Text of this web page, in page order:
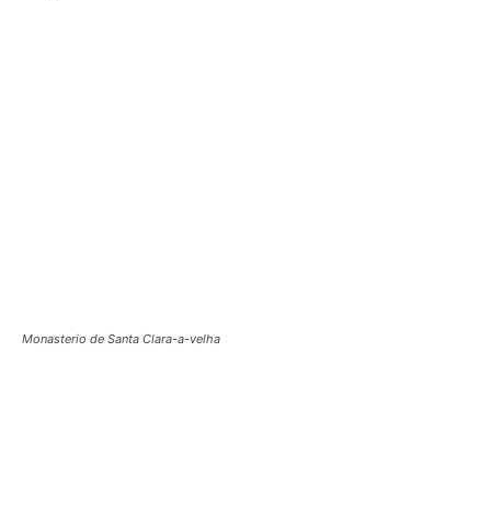
Monasterio de Santa Clara-a-velha